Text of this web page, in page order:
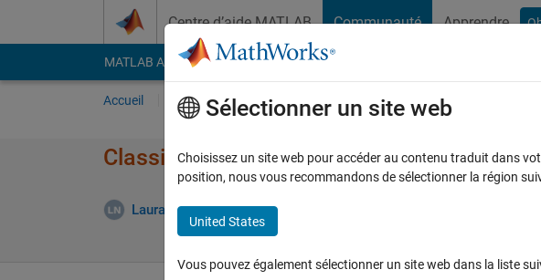
Centre d’aide MATLAB Communauté Apprendre
MATLAB Answers File Exchange Cody
Accueil Poser une question Parcourir
Classification Learner multi labels
Laura Gabriela 3 Avr 2021
Sélectionner un site web
Choisissez un site web pour accéder au contenu traduit dans
position, nous vous recommandons de sélectionner la région
United States
Vous pouvez également sélectionner un site web dans la liste